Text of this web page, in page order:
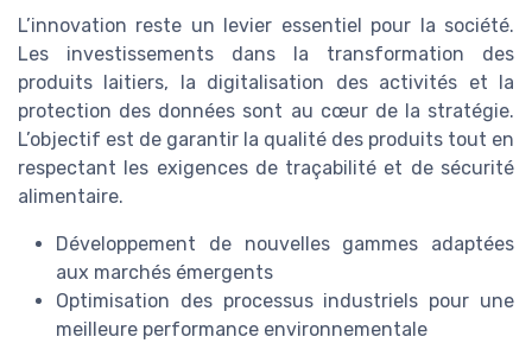
L’innovation reste un levier essentiel pour la société.
Les investissements dans la transformation des
produits laitiers, la digitalisation des activités et la
protection des données sont au cœur de la stratégie.
L’objectif est de garantir la qualité des produits tout en
respectant les exigences de traçabilité et de sécurité
alimentaire.
Développement de nouvelles gammes adaptées
aux marchés émergents
Optimisation des processus industriels pour une
meilleure performance environnementale